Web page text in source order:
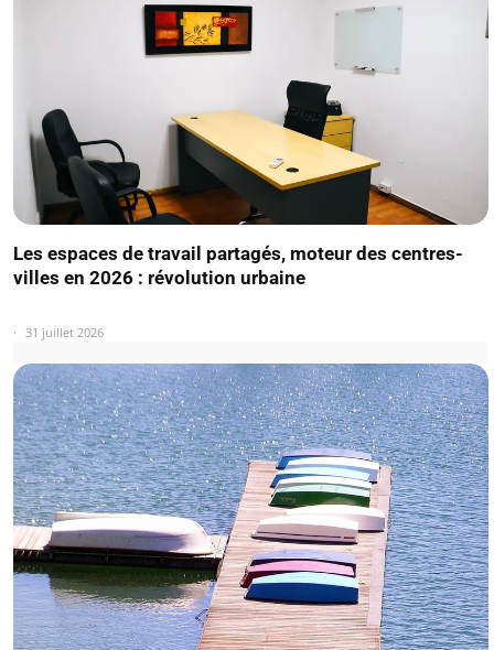
Les espaces de travail partagés, moteur des centres-
villes en 2026 : révolution urbaine
31 juillet 2026